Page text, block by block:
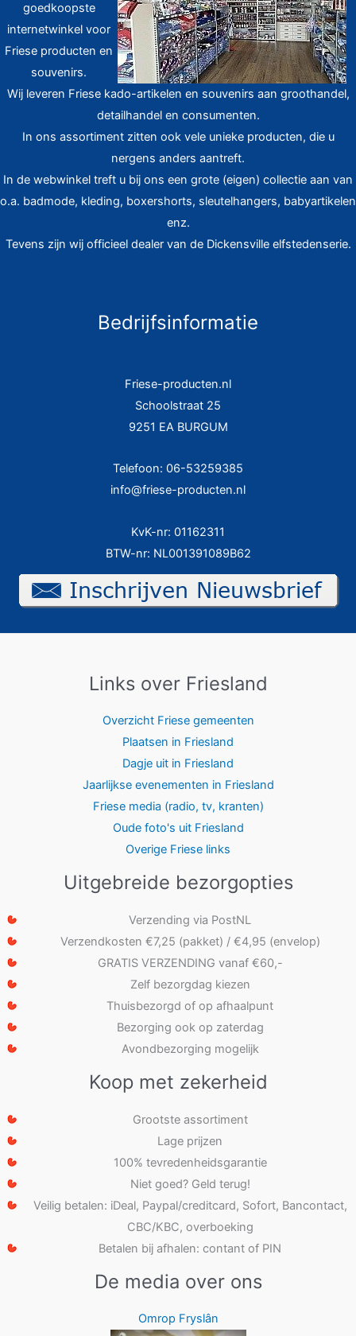
goedkoopste
internetwinkel voor
Friese producten en
souvenirs.
Wij leveren Friese kado-artikelen en souvenirs aan groothandel,
detailhandel en consumenten.
In ons assortiment zitten ook vele unieke producten, die u
nergens anders aantreft.
In de webwinkel treft u bij ons een grote (eigen) collectie aan van
o.a. badmode, kleding, boxershorts, sleutelhangers, babyartikelen
enz.
Tevens zijn wij officieel dealer van de Dickensville elfstedenserie.
Bedrijfsinformatie
Friese-producten.nl
Schoolstraat 25
9251 EA BURGUM
Telefoon: 06-53259385
info@friese-producten.nl
KvK-nr: 01162311
BTW-nr: NL001391089B62
Links over Friesland
Overzicht Friese gemeenten
Plaatsen in Friesland
Dagje uit in Friesland
Jaarlijkse evenementen in Friesland
Friese media (radio, tv, kranten)
Oude foto's uit Friesland
Overige Friese links
Uitgebreide bezorgopties
Verzending via PostNL
Verzendkosten €7,25 (pakket) / €4,95 (envelop)
GRATIS VERZENDING vanaf €60,-
Zelf bezorgdag kiezen
Thuisbezorgd of op afhaalpunt
Bezorging ook op zaterdag
Avondbezorging mogelijk
Koop met zekerheid
Grootste assortiment
Lage prijzen
100% tevredenheidsgarantie
Niet goed? Geld terug!
Veilig betalen: iDeal, Paypal/creditcard, Sofort, Bancontact,
CBC/KBC, overboeking
Betalen bij afhalen: contant of PIN
De media over ons
Omrop Fryslân